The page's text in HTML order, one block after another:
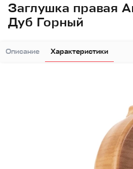
Заглушка правая
Дуб Горный
Описание Характеристики